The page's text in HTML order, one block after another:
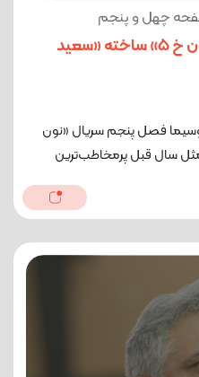
صفحه چهل‌ و پنجم
ریویو: نقد و بررسی سریال «نون خ ۵» ساخته «سعید
فصل پنجم سریال «نون
هم مثل سال قبل پرمخاطب‌ترین